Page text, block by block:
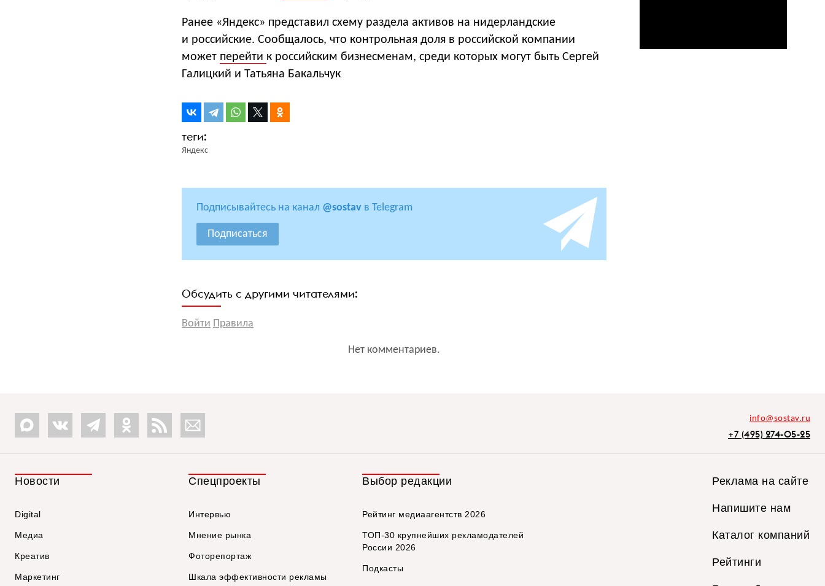
Ранее «Яндекс» представил схему раздела активов на нидерландские
и российские. Сообщалось, что контрольная доля в российской компании
может перейти к российским бизнесменам, среди которых могут быть Сергей
Галицкий и Татьяна Бакальчук
Яндекс
Подписывайтесь на канал @sostav в Telegram
Подписаться
Обсудить с другими читателями:
Войти Правила
Нет комментариев.
info@sostav.ru
+7 (495) 274-05-25
Новости
Digital
Медиа
Креатив
Маркетинг
Спецпроекты
Интервью
Мнение рынка
Фоторепортаж
Шкала эффективности рекламы
Выбор редакции
Рейтинг медиаагентств 2026
ТОП-30 крупнейших рекламодателей
России 2026
Подкасты
Реклама на сайте
Напишите нам
Каталог компаний
Рейтинги